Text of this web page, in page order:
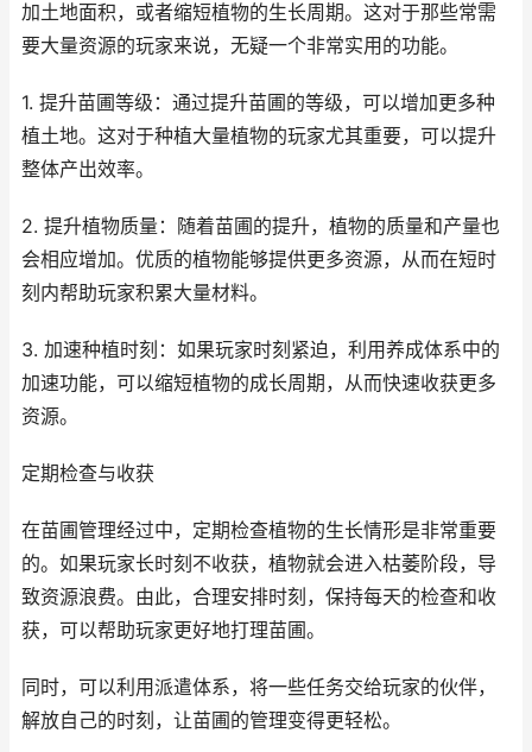
加土地面积，或者缩短植物的生长周期。这对于那些常需
要大量资源的玩家来说，无疑一个非常实用的功能。
1. 提升苗圃等级：通过提升苗圃的等级，可以增加更多种
植土地。这对于种植大量植物的玩家尤其重要，可以提升
整体产出效率。
2. 提升植物质量：随着苗圃的提升，植物的质量和产量也
会相应增加。优质的植物能够提供更多资源，从而在短时
刻内帮助玩家积累大量材料。
3. 加速种植时刻：如果玩家时刻紧迫，利用养成体系中的
加速功能，可以缩短植物的成长周期，从而快速收获更多
资源。
定期检查与收获
在苗圃管理经过中，定期检查植物的生长情形是非常重要
的。如果玩家长时刻不收获，植物就会进入枯萎阶段，导
致资源浪费。由此，合理安排时刻，保持每天的检查和收
获，可以帮助玩家更好地打理苗圃。
同时，可以利用派遣体系，将一些任务交给玩家的伙伴，
解放自己的时刻，让苗圃的管理变得更轻松。